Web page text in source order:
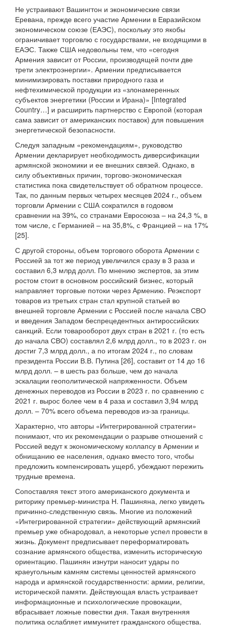
Не устраивают Вашингтон и экономические связи
Еревана, прежде всего участие Армении в Евразийском
экономическом союзе (ЕАЭС), поскольку это якобы
ограничивает торговлю с государствами, не входящими в
ЕАЭС. Также США недовольны тем, что «сегодня
Армения зависит от России, производящей почти две
трети электроэнергии». Армении предписывается
минимизировать поставки природного газа и
нефтехимической продукции из «злонамеренных
субъектов энергетики (России и Ирана)» [Integrated
Country…] и расширить партнерство с Европой (которая
сама зависит от американских поставок) для повышения
энергетической безопасности.
Следуя западным «рекомендациям», руководство
Армении декларирует необходимость диверсификации
армянской экономики и ее внешних связей. Однако, в
силу объективных причин, торгово-экономическая
статистика пока свидетельствует об обратном процессе.
Так, по данным первых четырех месяцев 2024 г., объем
торговли Армении с США сократился в годовом
сравнении на 39%, со странами Евросоюза – на 24,3 %, в
том числе, с Германией – на 35,8%, с Францией – на 17%
[25].
С другой стороны, объем торгового оборота Армении с
Россией за тот же период увеличился сразу в 3 раза и
составил 6,3 млрд долл. По мнению экспертов, за этим
ростом стоит в основном российский бизнес, который
направляет торговые потоки через Армению. Реэкспорт
товаров из третьих стран стал крупной статьей во
внешней торговле Армении с Россией после начала СВО
и введения Западом беспрецедентных антироссийских
санкций. Если товарооборот двух стран в 2021 г. (то есть
до начала СВО) составлял 2,6 млрд долл., то в 2023 г. он
достиг 7,3 млрд долл., а по итогам 2024 г., по словам
президента России В.В. Путина [26], составит от 14 до 16
млрд долл. – в шесть раз больше, чем до начала
эскалации геополитической напряженности. Объем
денежных переводов из России в 2023 г. по сравнению с
2021 г. вырос более чем в 4 раза и составил 3,94 млрд
долл. – 70% всего объема переводов из-за границы.
Характерно, что авторы «Интегрированной стратегии»
понимают, что их рекомендации о разрыве отношений с
Россией ведут к экономическому коллапсу в Армении и
обнищанию ее населения, однако вместо того, чтобы
предложить компенсировать ущерб, убеждают пережить
трудные времена.
Сопоставляя текст этого американского документа и
риторику премьер-министра Н. Пашиняна, легко увидеть
причинно-следственную связь. Многие из положений
«Интегрированной стратегии» действующий армянский
премьер уже обнародовал, а некоторые успел провести в
жизнь. Документ предписывает переформатировать
сознание армянского общества, изменить историческую
ориентацию. Пашинян изнутри наносит удары по
краеугольным камням системы ценностей армянского
народа и армянской государственности: армии, религии,
исторической памяти. Действующая власть устраивает
информационные и психологические провокации,
вбрасывает ложные повестки дня. Такая внутренняя
политика ослабляет иммунитет гражданского общества.